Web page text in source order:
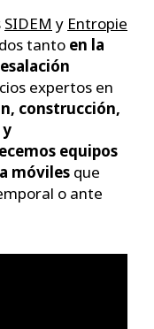
SIDEM y Entropie
tanto en la
expertos en
construcción,
equipos
móviles que
o ante